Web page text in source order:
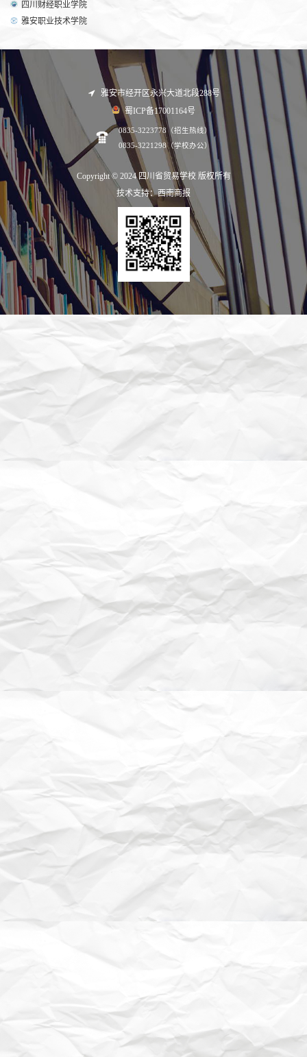
四川财经职业学院
雅安职业技术学院
雅安市经开区永兴大道北段288号
蜀ICP备17001164号
0835-3223778（招生热线）
0835-3221298（学校办公）
Copyright © 2024 四川省贸易学校 版权所有
技术支持：西南商报